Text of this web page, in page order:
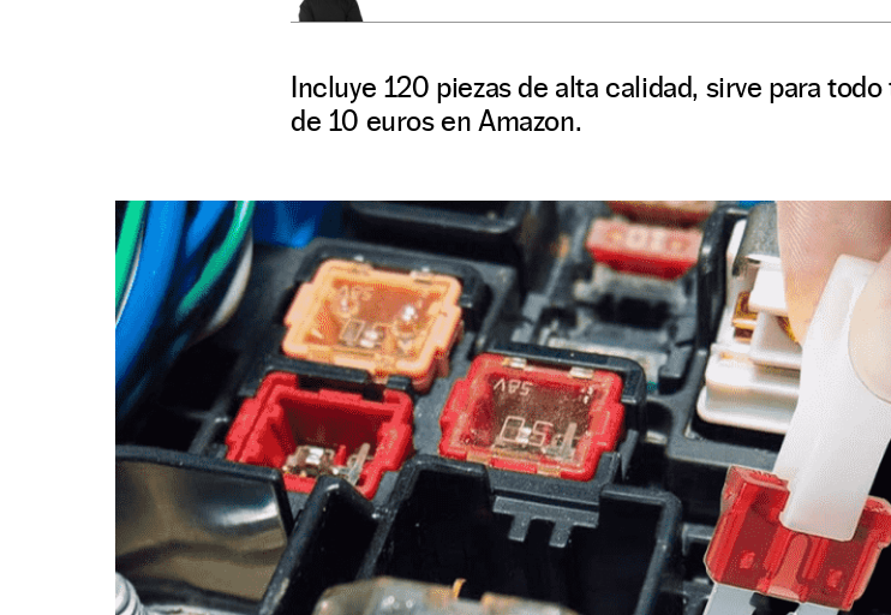
Incluye 120 piezas de alta calidad, sirve para
de 10 euros en Amazon.